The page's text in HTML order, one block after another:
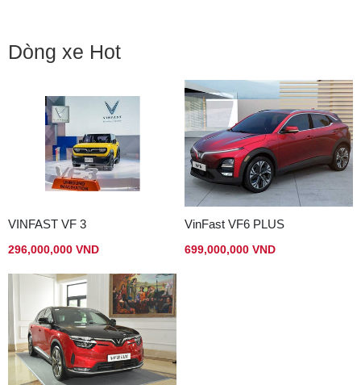
Dòng xe Hot
VINFAST VF 3
296,000,000 VND
VinFast VF6 PLUS
699,000,000 VND